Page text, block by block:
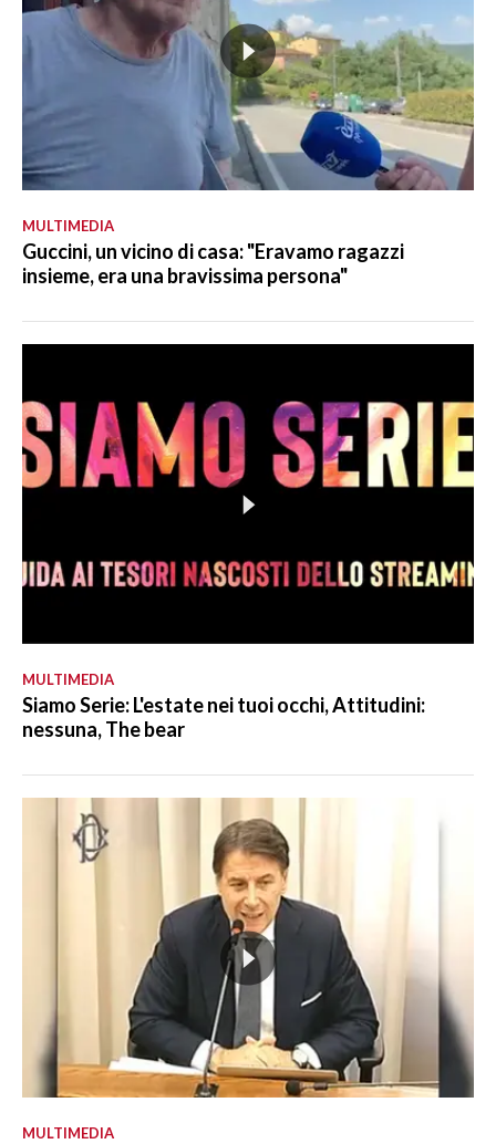
MULTIMEDIA
Guccini, un vicino di casa: "Eravamo ragazzi
insieme, era una bravissima persona"
MULTIMEDIA
Siamo Serie: L'estate nei tuoi occhi, Attitudini:
nessuna, The bear
MULTIMEDIA